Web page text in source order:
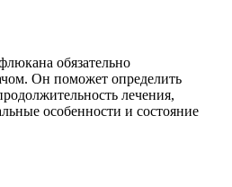
обязательно
Он поможет определить
лечения,
особенности и состояние